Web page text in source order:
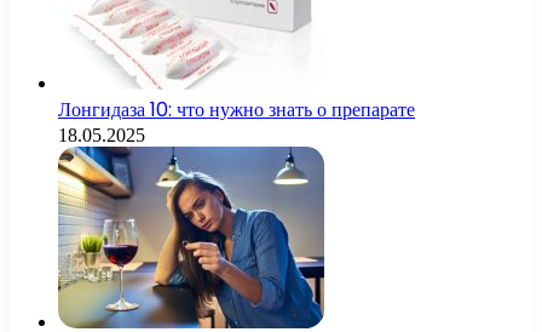
Лонгидаза 10: что нужно знать о препарате
18.05.2025